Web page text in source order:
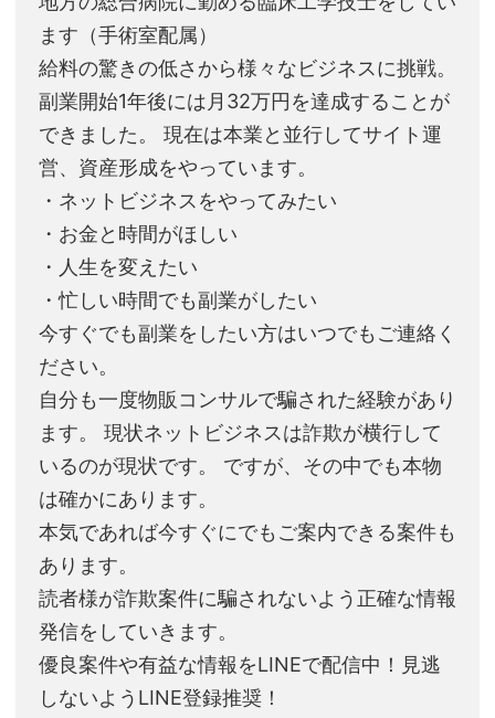
ます（手術室配属）
給料の驚きの低さから様々なビジネスに挑戦。
副業開始1年後には月32万円を達成することが
できました。 現在は本業と並行してサイト運
営、資産形成をやっています。
・ネットビジネスをやってみたい
・お金と時間がほしい
・人生を変えたい
・忙しい時間でも副業がしたい
今すぐでも副業をしたい方はいつでもご連絡く
ださい。
自分も一度物販コンサルで騙された経験があり
ます。 現状ネットビジネスは詐欺が横行して
いるのが現状です。 ですが、その中でも本物
は確かにあります。
本気であれば今すぐにでもご案内できる案件も
あります。
読者様が詐欺案件に騙されないよう正確な情報
発信をしていきます。
優良案件や有益な情報をLINEで配信中！見逃
しないようLINE登録推奨！